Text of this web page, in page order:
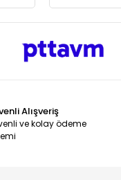
Alışveriş
ve kolay ödeme